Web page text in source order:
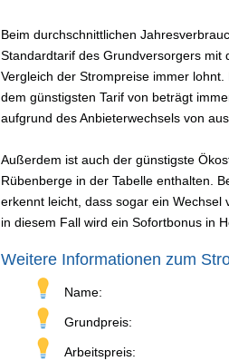
Beim durchschnittlichen
Standardtarif des Grundversorgers mit
Vergleich der Strompreise immer
dem günstigsten Tarif von beträgt
aufgrund des Anbieterwechsels von
Außerdem ist auch der günstigste
Rübenberge in der Tabelle enthalten.
erkennt leicht, dass sogar ein
in diesem Fall wird ein Sofortbonus in
Weitere Informationen zum
Name:
Grundpreis:
Arbeitspreis: